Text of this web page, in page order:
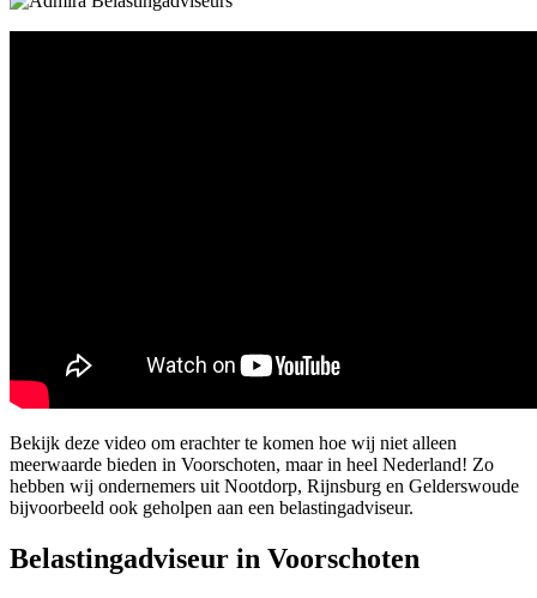
Bekijk deze video om erachter te komen hoe wij niet alleen
meerwaarde bieden in Voorschoten, maar in heel Nederland! Zo
hebben wij ondernemers uit Nootdorp, Rijnsburg en Gelderswoude
bijvoorbeeld ook geholpen aan een belastingadviseur.
Belastingadviseur in Voorschoten